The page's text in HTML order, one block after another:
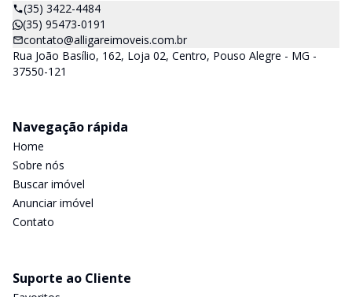
(35) 3422-4484
(35) 95473-0191
contato@alligareimoveis.com.br
Rua João Basílio, 162, Loja 02, Centro, Pouso Alegre - MG -
37550-121
Navegação rápida
Home
Sobre nós
Buscar imóvel
Anunciar imóvel
Contato
Suporte ao Cliente